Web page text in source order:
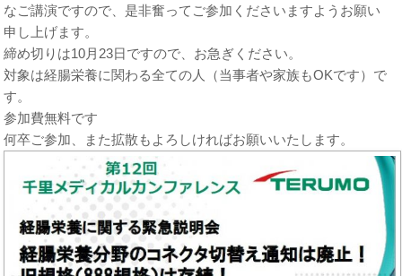
なご講演ですので、是非奮ってご参加くださいますようお願い
申し上げます。
締め切りは10月23日ですので、お急ぎください。
対象は経腸栄養に関わる全ての人（当事者や家族もOKです）で
す。
参加費無料です
何卒ご参加、また拡散もよろしければお願いいたします。